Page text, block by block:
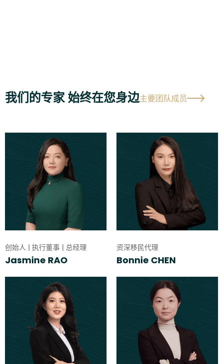
我们的专家 始终在您身边主要团队成员
创始人 | 执行董事 | 总经理
Jasmine RAO
资深移民代理
Bonnie CHEN